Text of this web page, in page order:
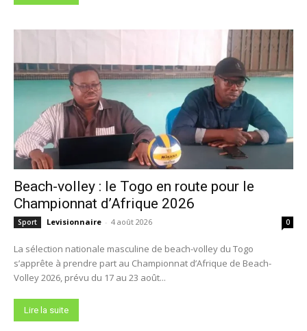
Beach-volley : le Togo en route pour le
Championnat d’Afrique 2026
Sport Levisionnaire - 4 août 2026 0
La sélection nationale masculine de beach-volley du Togo
s’apprête à prendre part au Championnat d’Afrique de Beach-
Volley 2026, prévu du 17 au 23 août...
Lire la suite